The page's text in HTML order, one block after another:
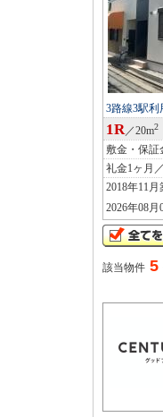
3路線3駅
1R／20m2
敷金・保証
礼金1ヶ月
2018年11月
2026年08月
該当物件 5